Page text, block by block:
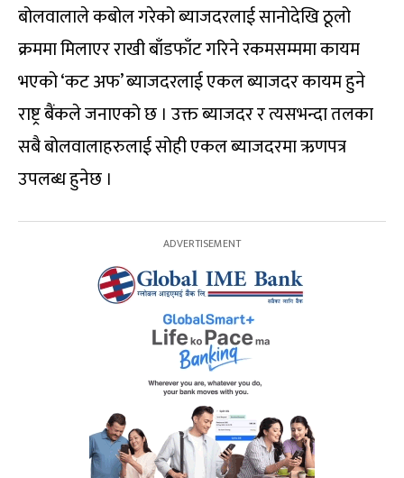
बोलवालाले कबोल गरेको ब्याजदरलाई सानोदेखि ठूलो
क्रममा मिलाएर राखी बाँडफाँट गरिने रकमसम्ममा कायम
भएको ‘कट अफ’ ब्याजदरलाई एकल ब्याजदर कायम हुने
राष्ट्र बैंकले जनाएको छ । उक्त ब्याजदर र त्यसभन्दा तलका
सबै बोलवालाहरुलाई सोही एकल ब्याजदरमा ऋणपत्र
उपलब्ध हुनेछ ।